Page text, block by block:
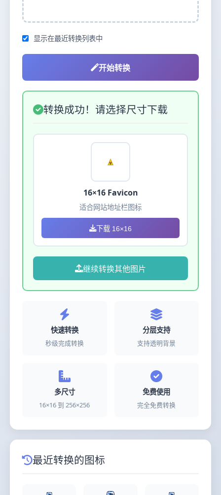
显示在最近转换列表中
开始转换
转换成功！请选择尺寸下载
16×16 Favicon
适合网站地址栏图标
下载 16×16
继续转换其他图片
快速转换
秒级完成转换
分层支持
支持透明背景
多尺寸
16×16 到 256×256
免费使用
完全免费转换
最近转换的图标